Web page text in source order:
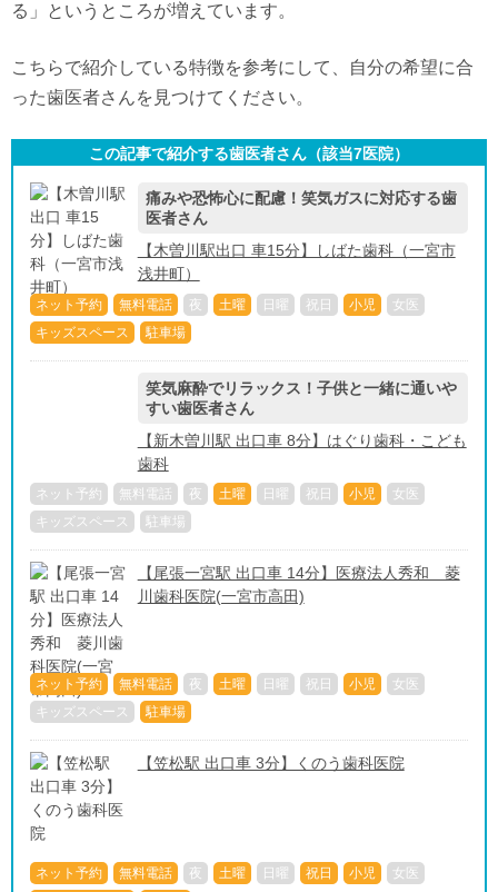
る」というところが増えています。
こちらで紹介している特徴を参考にして、自分の希望に合
った歯医者さんを見つけてください。
この記事で紹介する歯医者さん（該当7医院）
痛みや恐怖心に配慮！笑気ガスに対応する歯
医者さん
【木曽川駅出口 車15分】しばた歯科（一宮市
浅井町）
ネット予約 無料電話 夜 土曜 日曜 祝日 小児
女医
キッズスペース
駐車場
笑気麻酔でリラックス！子供と一緒に通いや
すい歯医者さん
【新木曽川駅 出口車 8分】はぐり歯科・こども
歯科
ネット予約 無料電話 夜 土曜 日曜 祝日 小児
女医
キッズスペース
駐車場
【尾張一宮駅 出口車 14分】医療法人秀和 菱
川歯科医院(一宮市高田)
ネット予約 無料電話 夜 土曜 日曜 祝日 小児
女医
キッズスペース
駐車場
【笠松駅 出口車 3分】くのう歯科医院
ネット予約 無料電話 夜 土曜 日曜 祝日 小児
女医